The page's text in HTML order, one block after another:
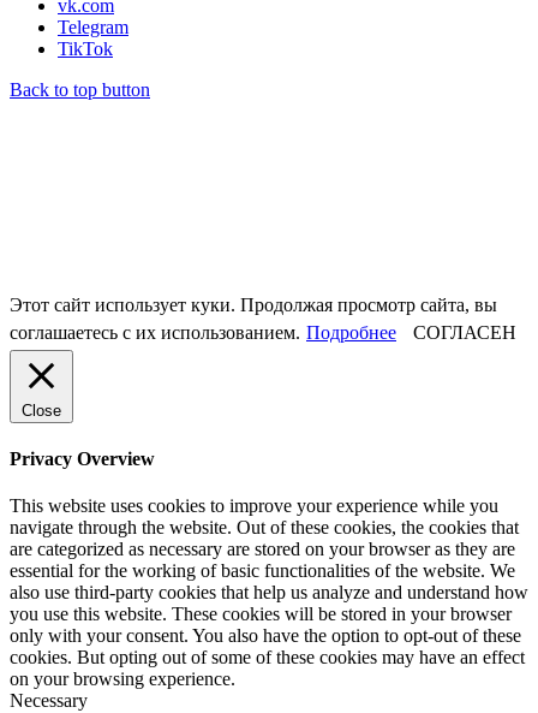
vk.com
Telegram
TikTok
Back to top button
Этот сайт использует куки. Продолжая просмотр сайта, вы
соглашаетесь с их использованием. Подробнее СОГЛАСЕН
Close
Privacy Overview
This website uses cookies to improve your experience while you
navigate through the website. Out of these cookies, the cookies that
are categorized as necessary are stored on your browser as they are
essential for the working of basic functionalities of the website. We
also use third-party cookies that help us analyze and understand how
you use this website. These cookies will be stored in your browser
only with your consent. You also have the option to opt-out of these
cookies. But opting out of some of these cookies may have an effect
on your browsing experience.
Necessary